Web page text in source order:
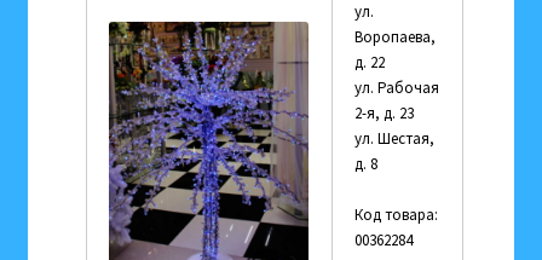
ул.
Воропаева,
д. 22
ул. Рабочая
2-я, д. 23
ул. Шестая,
д. 8
Код товара:
00362284